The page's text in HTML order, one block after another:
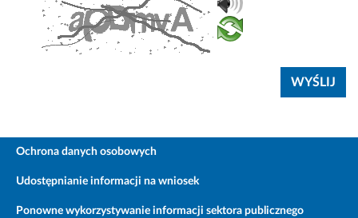
Ochrona danych osobowych
Udostępnianie informacji na wniosek
Ponowne wykorzystywanie informacji sektora publicznego